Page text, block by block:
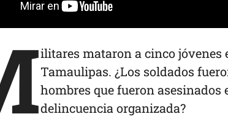
ilitares mataron a cinco jóvenes
Tamaulipas. ¿Los soldados
hombres que fueron asesinados
delincuencia organizada?